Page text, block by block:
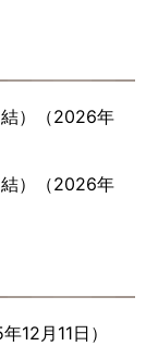
）（2026年
）（2026年
12月11日）